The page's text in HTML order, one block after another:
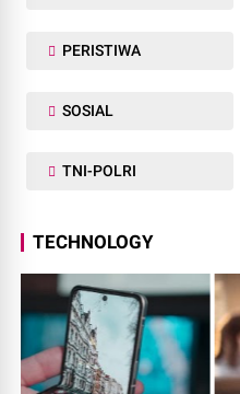
PERISTIWA
SOSIAL
TNI-POLRI
TECHNOLOGY